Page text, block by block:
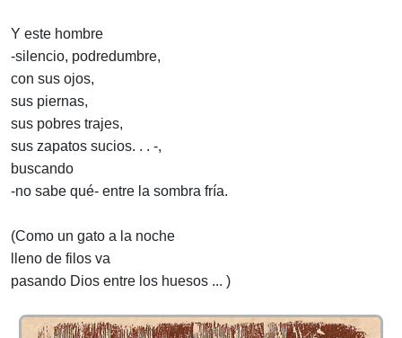
Y este hombre
-silencio, podredumbre,
con sus ojos,
sus piernas,
sus pobres trajes,
sus zapatos sucios. . . -,
buscando
-no sabe qué- entre la sombra fría.
(Como un gato a la noche
lleno de filos va
pasando Dios entre los huesos ... )